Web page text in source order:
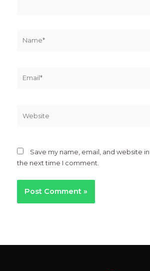
Save my name, email, and website
the next time I comment.